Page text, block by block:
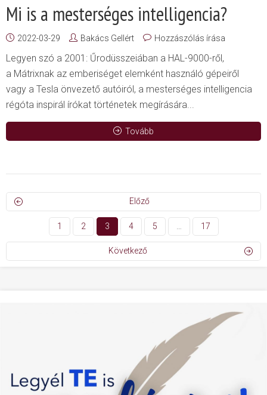
Mi is a mesterséges intelligencia?
2022-03-29 Bakács Gellért Hozzászólás írása
Legyen szó a 2001: Űrodüsszeiában a HAL-9000-ről,
a Mátrixnak az emberiséget elemként használó gépeiről
vagy a Tesla önvezető autóiról, a mesterséges intelligencia
régóta inspirál írókat történetek megírására...
Tovább
Előző
1 2 3 4 5 17
Következő